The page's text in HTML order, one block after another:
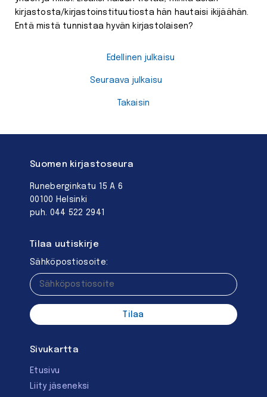
kirjastosta/kirjastoinstituutiosta hän hautaisi ikijäähän.
Entä mistä tunnistaa hyvän kirjastolaisen?
Edellinen julkaisu
Takaisin
Seuraava julkaisu
Suomen kirjastoseura
Runeberginkatu 15 A 6
00100 Helsinki
puh. 044 522 2941
Tilaa uutiskirje
Sähköpostiosoite:
Sivukartta
Etusivu
Liity jäseneksi